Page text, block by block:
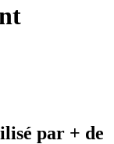
par + de